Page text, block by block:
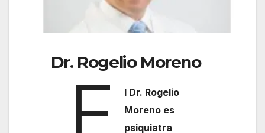
Dr. Rogelio Moreno
E
l Dr. Rogelio
Moreno es
psiquiatra